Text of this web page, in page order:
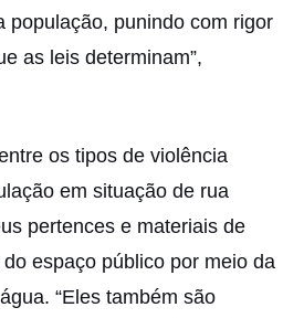
população, punindo com rigor
as leis determinam”,
os tipos de violência
em situação de rua
pertences e materiais de
espaço público por meio da
“Eles também são